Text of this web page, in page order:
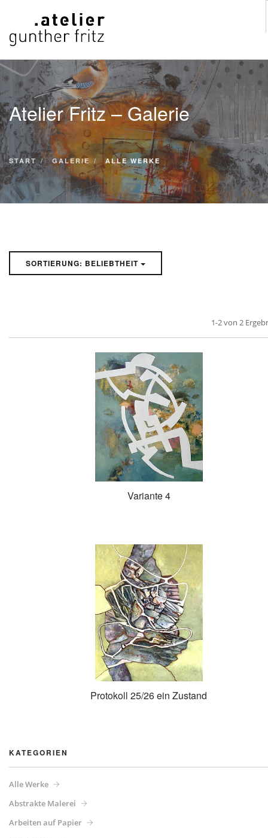
START
WERKE
VITA
KONTAKT
GALERIE
SUCHE
Atelier Fritz – Galerie
START GALERIE ALLE WERKE
SORTIERUNG: BELIEBTHEIT
1-2 von 2
Variante 4
Protokoll 25/26 ein Zustand
KATEGORIEN
Alle Werke
Abstrakte Malerei
Arbeiten auf Papier